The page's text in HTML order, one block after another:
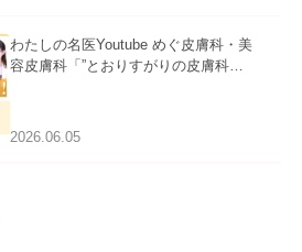
わたしの名医Youtube めぐ皮膚科・美
容皮膚科「”とおりすがりの皮膚科
2026.06.05